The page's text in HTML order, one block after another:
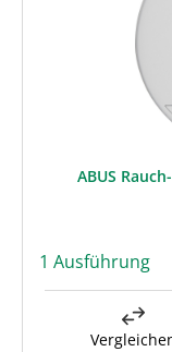
ABUS Rauch-
1 Ausführung